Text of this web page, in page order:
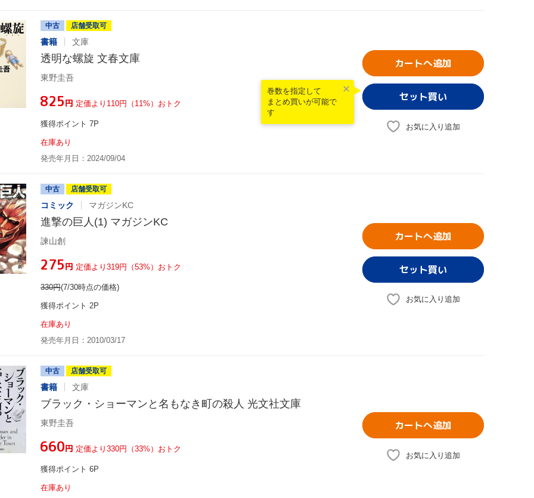
中古 店舗受取可
書籍 文庫
透明な螺旋 文春文庫
東野圭吾
¥825円 定価より110円（11%）おトク
獲得ポイント 7P
在庫あり
発売年月日：2024/09/04
カートへ追加
巻数を指定して
まとめ買いが可能で
す
お気に入り追加
中古 店舗受取可
コミック マガジンKC
進撃の巨人(1) マガジンKC
諫山創
¥275円 定価より319円（53%）おトク
330円(7/30時点の価格)
獲得ポイント 2P
在庫あり
発売年月日：2010/03/17
カートへ追加
お気に入り追加
中古 店舗受取可
書籍 文庫
ブラック・ショーマンと名もなき町の殺人 光文社文庫
東野圭吾
¥660円 定価より330円（33%）おトク
獲得ポイント 6P
在庫あり
カートへ追加
お気に入り追加